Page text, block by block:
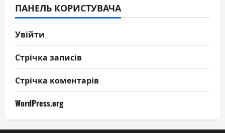
ПАНЕЛЬ КОРИСТУВАЧА
Увійти
Стрічка записів
Стрічка коментарів
WordPress.org